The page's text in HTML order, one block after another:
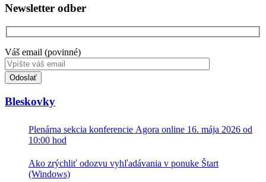
Newsletter odber
Váš email (povinné)
Toto
pole
nevyplňujte.
Bleskovky
Plenárna sekcia konferencie Agora online 16. mája 2026 od
10:00 hod
Ako zrýchliť odozvu vyhľadávania v ponuke Štart
(Windows)